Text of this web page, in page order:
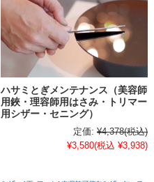
ハサミとぎメンテナンス（美容師
用鋏・理容師用はさみ・トリマー
用シザー・セニング）
定価: ¥4,378(税込)
¥3,580(税込 ¥3,938)